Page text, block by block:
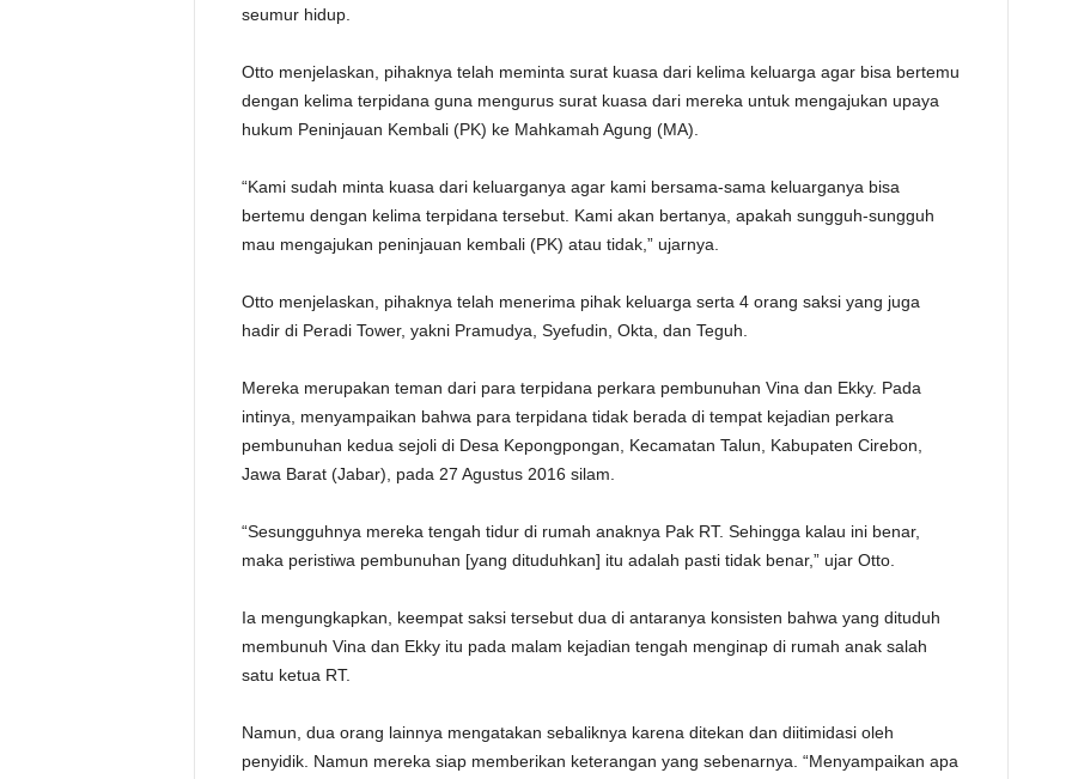
seumur hidup.
Otto menjelaskan, pihaknya telah meminta surat kuasa dari kelima keluarga agar bisa bertemu
dengan kelima terpidana guna mengurus surat kuasa dari mereka untuk mengajukan upaya
hukum Peninjauan Kembali (PK) ke Mahkamah Agung (MA).
“Kami sudah minta kuasa dari keluarganya agar kami bersama-sama keluarganya bisa
bertemu dengan kelima terpidana tersebut. Kami akan bertanya, apakah sungguh-sungguh
mau mengajukan peninjauan kembali (PK) atau tidak,” ujarnya.
Otto menjelaskan, pihaknya telah menerima pihak keluarga serta 4 orang saksi yang juga
hadir di Peradi Tower, yakni Pramudya, Syefudin, Okta, dan Teguh.
Mereka merupakan teman dari para terpidana perkara pembunuhan Vina dan Ekky. Pada
intinya, menyampaikan bahwa para terpidana tidak berada di tempat kejadian perkara
pembunuhan kedua sejoli di Desa Kepongpongan, Kecamatan Talun, Kabupaten Cirebon,
Jawa Barat (Jabar), pada 27 Agustus 2016 silam.
“Sesungguhnya mereka tengah tidur di rumah anaknya Pak RT. Sehingga kalau ini benar,
maka peristiwa pembunuhan [yang dituduhkan] itu adalah pasti tidak benar,” ujar Otto.
Ia mengungkapkan, keempat saksi tersebut dua di antaranya konsisten bahwa yang dituduh
membunuh Vina dan Ekky itu pada malam kejadian tengah menginap di rumah anak salah
satu ketua RT.
Namun, dua orang lainnya mengatakan sebaliknya karena ditekan dan diitimidasi oleh
penyidik. Namun mereka siap memberikan keterangan yang sebenarnya. “Menyampaikan apa